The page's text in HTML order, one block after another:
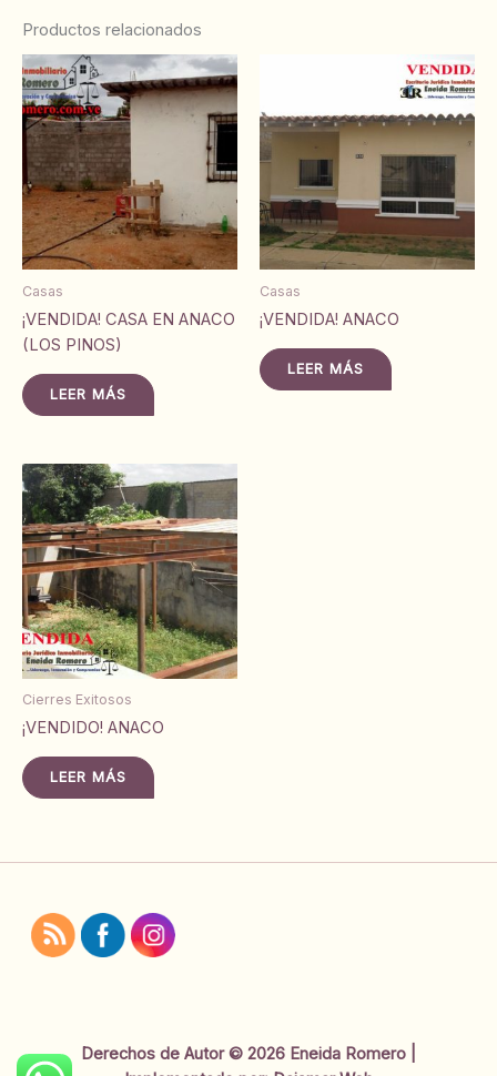
Productos relacionados
Casas
¡VENDIDA! CASA EN ANACO
(LOS PINOS)
LEER MÁS
Casas
¡VENDIDA! ANACO
LEER MÁS
Cierres Exitosos
¡VENDIDO! ANACO
LEER MÁS
Derechos de Autor © 2026 Eneida Romero |